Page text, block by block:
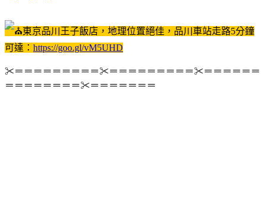
東京品川王子飯店，地理位置絕佳，品川車站走路5分鐘
可達： https://goo.gl/vM5UHD
✂＝＝＝＝＝＝＝＝＝✂＝＝＝＝＝＝＝＝＝✂＝＝＝＝＝＝
＝＝＝＝＝＝＝＝✂＝＝＝＝＝＝＝